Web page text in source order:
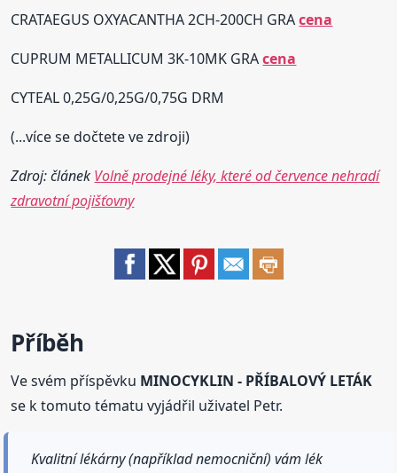
CRATAEGUS OXYACANTHA 2CH-200CH GRAcena
CUPRUM METALLICUM 3K-10MK GRAcena
CYTEAL 0,25G/0,25G/0,75G DRM
(...více se dočtete ve zdroji)
Zdroj: článek Volně prodejné léky, které od července nehradí
zdravotní pojišťovny
Příběh
Ve svém příspěvku MINOCYKLIN - PŘÍBALOVÝ LETÁK
se k tomuto tématu vyjádřil uživatel Petr.
Kvalitní lékárny (například nemocniční) vám lék